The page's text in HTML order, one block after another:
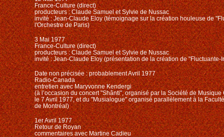
France-Culture (direct)
producteurs : Claude Samuel et Sylvie de Nussac
invité : Jean-Claude Eloy (témoignage sur la création houleuse de
l'Orchestre de Paris)
3 Mai 1977
France-Culture (direct)
producteurs : Claude Samuel et Sylvie de Nussac
invité : Jean-Claude Eloy (présentation de la création de "Fluctuante-
Date non précisée : probablement Avril 1977
Radio-Canada
entretien avec Maryvonne Kendergi
(à l’occasion du concert "Shânti", organisé par la Société de
le 7 Avril 1977, et du "Musialogue" organisé parallèlement à la
de Montréal)
1er Avril 1977
Retour de Royan
commentaires avec Martine Cadieu